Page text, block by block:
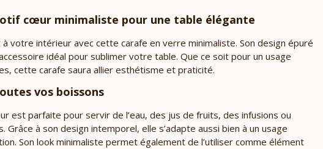
cœur minimaliste pour une table élégante
votre intérieur avec cette carafe en verre minimaliste. Son design épuré
idéal pour sublimer votre table. Que ce soit pour un usage
cette carafe saura allier esthétisme et praticité.
vos boissons
est parfaite pour servir de l’eau, des jus de fruits, des infusions ou
à son design intemporel, elle s’adapte aussi bien à un usage
Son look minimaliste permet également de l’utiliser comme élément